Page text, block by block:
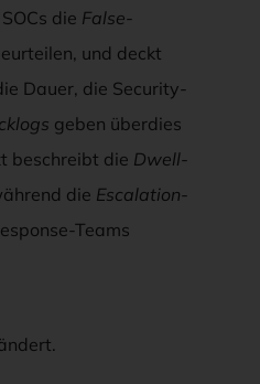
die False-
und deckt
Dauer, die Security-
geben überdies
beschreibt die Dwell-
die Escalation-
Teams